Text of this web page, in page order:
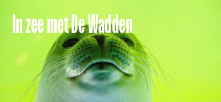
In zee met De Wadden